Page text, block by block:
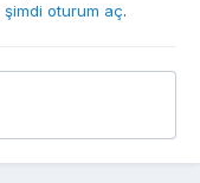
şimdi oturum aç.